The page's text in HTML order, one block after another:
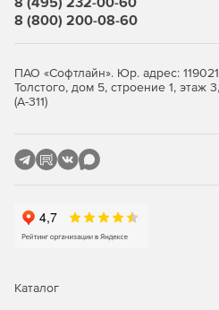
8 (800) 200-08-60
ПАО «Софтлайн». Юр. адрес:
Толстого, дом 5, строение 1,
(А-311)
Каталог